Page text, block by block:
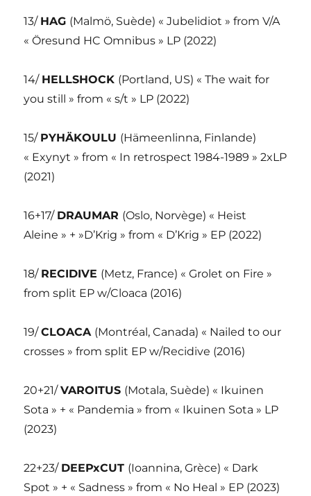
13/ HAG (Malmö, Suède) « Jubelidiot » from V/A
« Öresund HC Omnibus » LP (2022)
14/ HELLSHOCK (Portland, US) « The wait for
you still » from « s/t » LP (2022)
15/ PYHÄKOULU (Hämeenlinna, Finlande)
« Exynyt » from « In retrospect 1984-1989 » 2xLP
(2021)
16+17/ DRAUMAR (Oslo, Norvège) « Heist
Aleine » + »D’Krig » from « D’Krig » EP (2022)
18/ RECIDIVE (Metz, France) « Grolet on Fire »
from split EP w/Cloaca (2016)
19/CLOACA (Montréal, Canada) « Nailed to our
crosses » from split EP w/Recidive (2016)
20+21/VAROITUS (Motala, Suède) « Ikuinen
Sota » + « Pandemia » from « Ikuinen Sota » LP
(2023)
22+23/ DEEPxCUT (Ioannina, Grèce) « Dark
Spot » + « Sadness » from « No Heal » EP (2023)